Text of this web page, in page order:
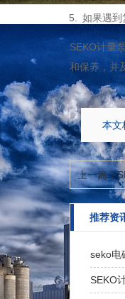
如果遇到
SEKO计量
和保养，并
本文
上一篇：
推荐资
seko电
SEKO